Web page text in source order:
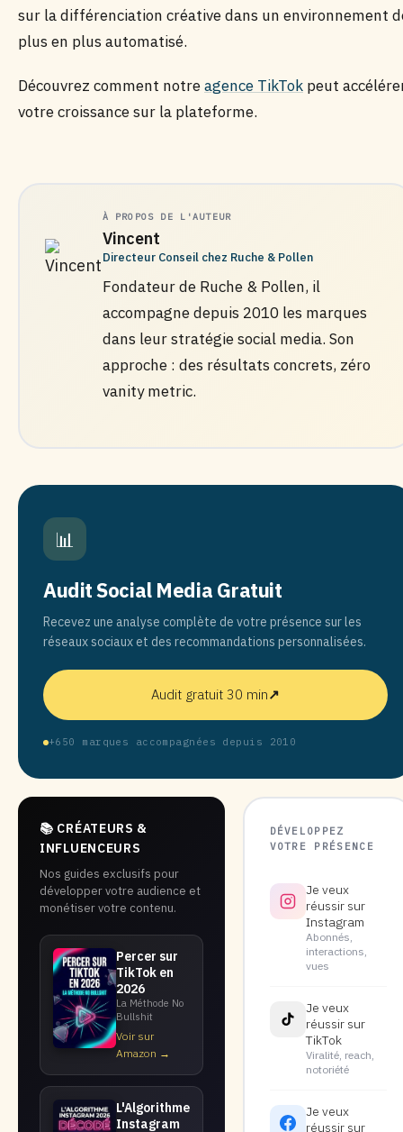
sur la différenciation créative dans un environnement
plus en plus automatisé.
Découvrez comment notreagence TikTok peut
votre croissance sur la plateforme.
À PROPOS DE L'AUTEUR
Vincent
Directeur Conseil chez Ruche & Pollen
Fondateur de Ruche & Pollen, il
accompagne depuis 2010 les marques
dans leur stratégie social media. Son
approche : des résultats concrets, zéro
vanity metric.
📊
Audit Social Media Gratuit
Recevez une analyse complète de votre présence sur les
réseaux sociaux et des recommandations personnalisées.
Audit gratuit 30 min↗
+650 marques accompagnées depuis 2010
📚 CRÉATEURS &
INFLUENCEURS
Nos guides exclusifs pour
développer votre audience et
monétiser votre contenu.
Percer sur
TikTok en
2026
La Méthode No
Bullshit
Voir sur
Amazon →
L'Algorithme
Instagram
DÉVELOPPEZ
VOTRE PRÉSENCE
Je veux
réussir sur
Instagram
Abonnés,
interactions,
vues
Je veux
réussir sur
TikTok
Viralité, reach,
notoriété
Je veux
réussir sur